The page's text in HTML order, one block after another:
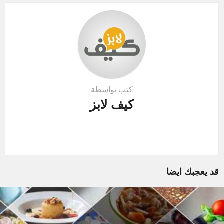
كتب بواسطة
كيف لابز
قد يعجبك ايضا